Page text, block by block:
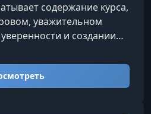
содержание курса,
уважительном
и создании
романтических
переосмыслен с
границы и